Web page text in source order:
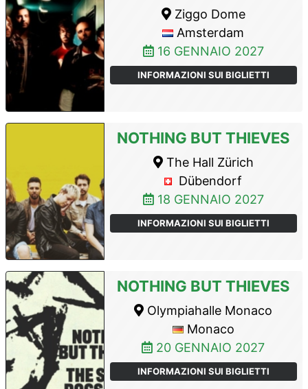
Ziggo Dome
Amsterdam
16 GENNAIO 2027
INFORMAZIONI SUI BIGLIETTI
NOTHING BUT THIEVES
The Hall Zürich
Dübendorf
18 GENNAIO 2027
INFORMAZIONI SUI BIGLIETTI
NOTHING BUT THIEVES
Olympiahalle Monaco
Monaco
20 GENNAIO 2027
INFORMAZIONI SUI BIGLIETTI